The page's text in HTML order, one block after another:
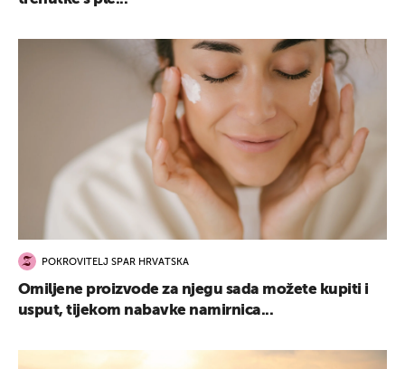
POKROVITELJ SPAR HRVATSKA
Omiljene proizvode za njegu sada možete kupiti i
usput, tijekom nabavke namirnica...